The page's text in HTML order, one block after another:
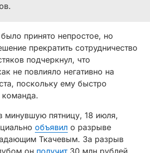
принято непростое, но
прекратить сотрудничество
подчеркнул, что
не повлияло негативно на
поскольку ему быстро
команда.
минувшую пятницу, 18 июля,
объявил о разрыве
Ткачевым. За разрыв
он получит30 млн рублей.